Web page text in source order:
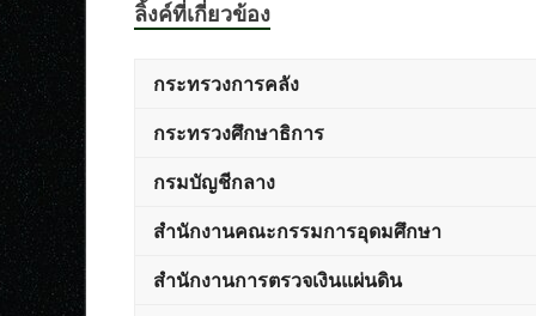
ลิ้งค์ที่เกี่ยวข้อง
กระทรวงการคลัง
กระทรวงศึกษาธิการ
กรมบัญชีกลาง
สำนักงานคณะกรรมการอุดมศึกษา
สำนักงานการตรวจเงินแผ่นดิน